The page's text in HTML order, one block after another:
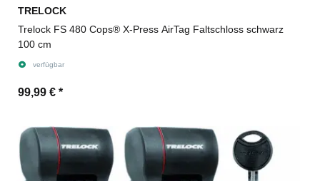
TRELOCK
Trelock FS 480 Cops® X-Press AirTag Faltschloss schwarz
100 cm
verfügbar
99,99 € *